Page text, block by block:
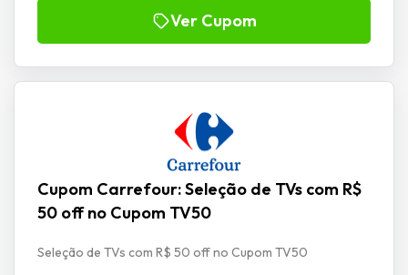
Ver Cupom
Cupom Carrefour: Seleção de TVs com R$
50 off no Cupom TV50
Seleção de TVs com R$ 50 off no Cupom TV50